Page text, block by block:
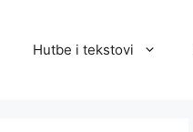
Hutbe i tekstovi